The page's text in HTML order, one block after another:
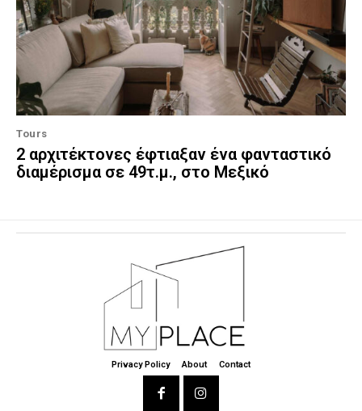
Tours
2 αρχιτέκτονες έφτιαξαν ένα φανταστικό
διαμέρισμα σε 49τ.μ., στο Μεξικό
Privacy Policy About Contact